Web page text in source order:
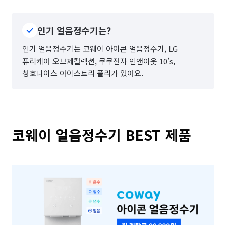
인기 얼음정수기는?
인기 얼음정수기는 코웨이 아이콘 얼음정수기, LG
퓨리케어 오브제컬렉션, 쿠쿠전자 인앤아웃 10’s,
청호나이스 아이스트리 플리가 있어요.
코웨이 얼음정수기 BEST 제품